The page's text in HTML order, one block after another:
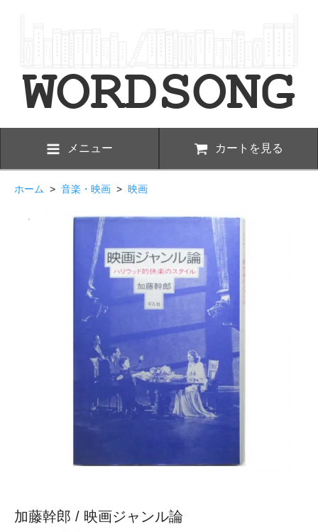
メニュー カートを見る
ホーム > 音楽・映画 > 映画
加藤幹郎 / 映画ジャンル論